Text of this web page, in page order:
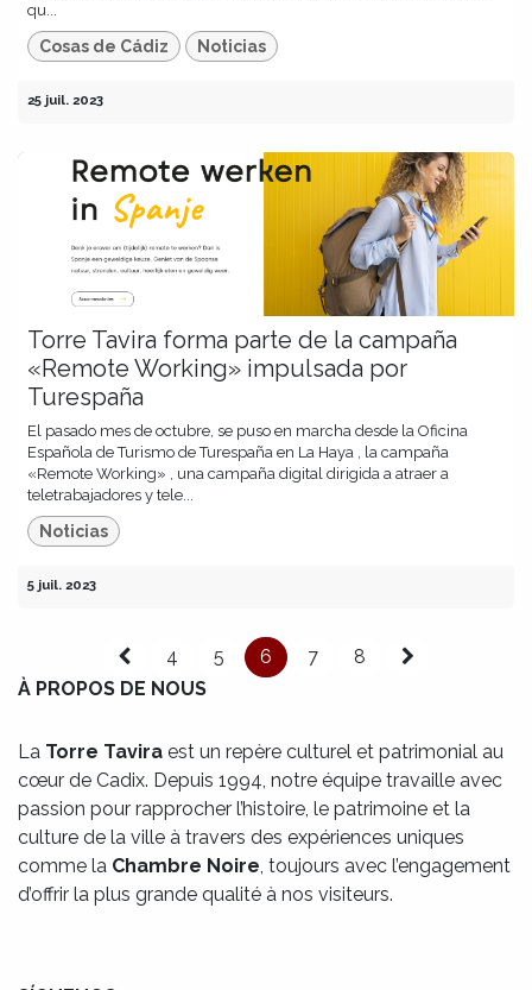
qu...
Cosas de Cádiz Noticias
25 juil. 2023
Torre Tavira forma parte de la campaña
«Remote Working» impulsada por
Turespaña
El pasado mes de octubre, se puso en marcha desde la Oficina
Española de Turismo de Turespaña en La Haya , la campaña
«Remote Working» , una campaña digital dirigida a atraer a
teletrabajadores y tele...
Noticias
5 juil. 2023
4 5 6 7
8
À PROPOS DE NOUS
La Torre Tavira est un repère culturel et patrimonial au
cœur de Cadix. Depuis 1994, notre équipe travaille avec
passion pour rapprocher l’histoire, le patrimoine et la
culture de la ville à travers des expériences uniques
comme la Chambre Noire , toujours avec l’engagement
d’offrir la plus grande qualité à nos visiteurs.